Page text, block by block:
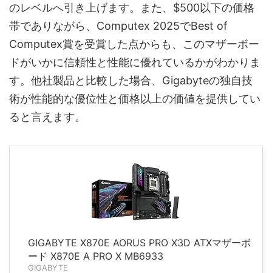
のレベルへ引き上げます。また、$500以下の価格
帯でありながら、Computex 2025でBest of
Computex賞を受賞した点からも、このマザーボー
ドがいかに信頼性と性能に優れているかがわかりま
す。他社製品と比較した場合、Gigabyteの独自技
術が性能的な優位性と価格以上の価値を提供してい
ると言えます。
GIGABYTE X870E AORUS PRO X3D ATXマザーボ
ード X870E A PRO X MB6933
GIGABYTE